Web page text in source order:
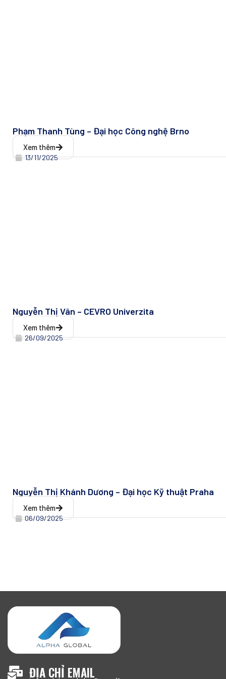
Phạm Thanh Tùng – Đại học Công nghệ Brno
Xem thêm
13/11/2025
Nguyễn Thị Vân – CEVRO Univerzita
Xem thêm
26/09/2025
Nguyễn Thị Khánh Dương – Đại học Kỹ thuật Praha
Xem thêm
06/09/2025
ĐỊA CHỈ EMAIL